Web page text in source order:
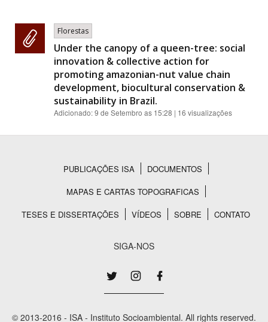
Florestas
Under the canopy of a queen-tree: social
innovation & collective action for
promoting amazonian-nut value chain
development, biocultural conservation &
sustainability in Brazil.
Adicionado:9 de Setembro as 15:28 | 16 visualizações
Rodapé
PUBLICAÇÕES ISA
DOCUMENTOS
MAPAS E CARTAS TOPOGRAFICAS
TESES E DISSERTAÇÕES
VÍDEOS SOBRE CONTATO
SIGA-NOS
© 2013-2016 - ISA - Instituto Socioambiental. All rights reserved.